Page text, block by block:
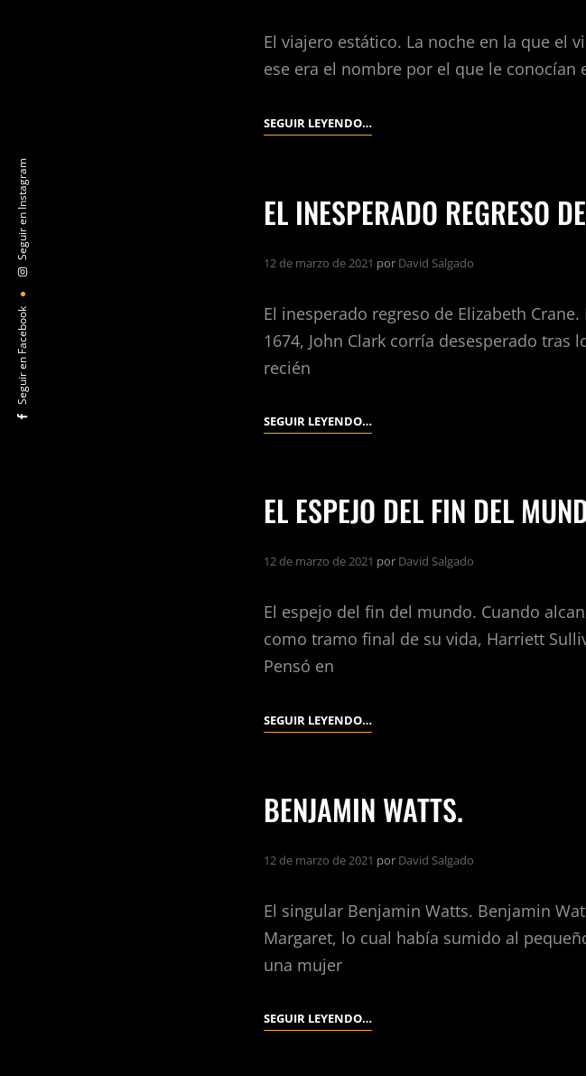
Seguir en Facebook
Seguir en Instagram
El viajero estático. La noche en la que el
ese era el nombre por el que le conocían
SEGUIR LEYENDO…
EL INESPERADO REGRESO
12 de marzo de 2021 por David Salgado
El inesperado regreso de Elizabeth
1674, John Clark corría desesperado tras
recién
SEGUIR LEYENDO…EL
ELIZABETH
EL ESPEJO DEL FIN DEL
12 de marzo de 2021 por David Salgado
El espejo del fin del mundo. Cuando
como tramo final de su vida, Harriett
Pensó en
SEGUIR LEYENDO…
DEL
BENJAMIN WATTS.
12 de marzo de 2021 por David Salgado
El singular Benjamin Watts. Benjamin
Margaret, lo cual había sumido al
una mujer
SEGUIR LEYENDO…BENJAMIN